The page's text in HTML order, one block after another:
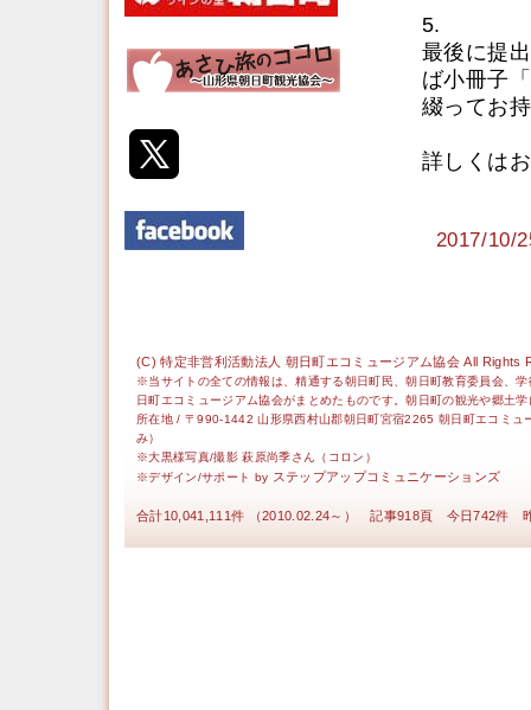
5.
最後に提
ば小冊子
綴ってお
詳しくは
2017/10/
(C) 特定非営利活動法人 朝日町エコミュージアム協会 All Rights
※当サイトの全ての情報は、精通する朝日町民、朝日町教育委員会、
日町エコミュージアム協会がまとめたものです。朝日町の観光や郷土
所在地 / 〒990-1442 山形県西村山郡朝日町宮宿2265 朝日町エコミ
み）
※大黒様写真/撮影 萩原尚季さん（コロン）
※デザイン/サポート by ステップアップコミュニケーションズ
合計10,041,111件 （2010.02.24～） 記事918頁 今日742件